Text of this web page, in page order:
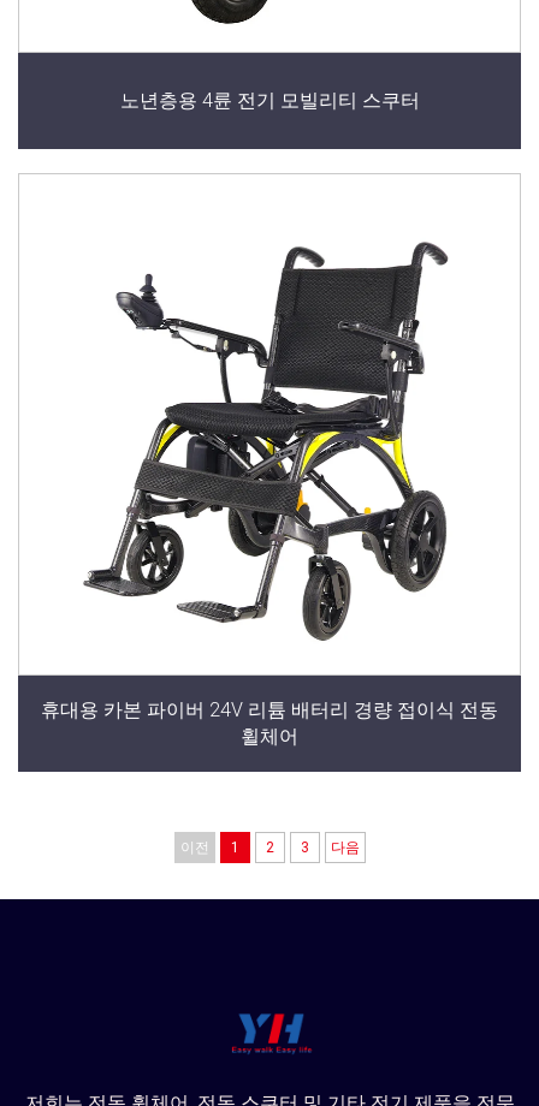
노년층용 4륜 전기 모빌리티 스쿠터
휴대용 카본 파이버 24V 리튬 배터리 경량 접이식 전동
휠체어
이전 1 2 3 다음